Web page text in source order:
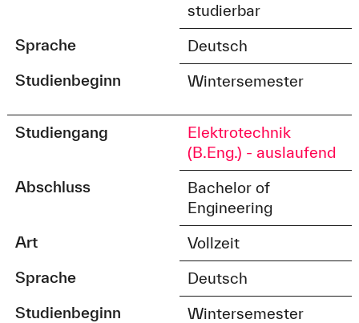
studierbar
Sprache
Deutsch
Studienbeginn
Wintersemester
Studiengang
Elektrotechnik
(B.Eng.) - auslaufend
Abschluss
Bachelor of
Engineering
Art
Vollzeit
Sprache
Deutsch
Studienbeginn
Wintersemester